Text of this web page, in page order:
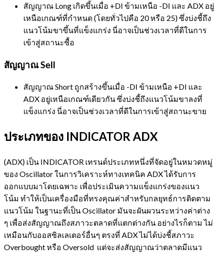
สัญญาณ Long เกิดขึ้นเมื่อ +DI ข้ามเหนือ -DI และ ADX อยู่
เหนือเกณฑ์ที่กำหนด (โดยทั่วไปคือ 20 หรือ 25) ซึ่งบ่งชี้ถึง
แนวโน้มขาขึ้นที่แข็งแกร่ง นี่อาจเป็นช่วงเวลาที่ดีในการ
เข้าสู่สถานะซื้อ
สัญญาณ Sell
สัญญาณ Short ถูกสร้างขึ้นเมื่อ -DI ข้ามเหนือ +DI และ
ADX อยู่เหนือเกณฑ์เดียวกัน ซึ่งบ่งชี้ถึงแนวโน้มขาลงที่
แข็งแกร่ง นี่อาจเป็นช่วงเวลาที่ดีในการเข้าสู่สถานะขาย
ประเภทของ INDICATOR ADX
(ADX) เป็น INDICATOR เทรนด์ประเภทหนึ่งที่จัดอยู่ในหมวดหมู่
ของ Oscillator ในการวิเคราะห์ทางเทคนิค ADX ได้รับการ
ออกแบบมาโดยเฉพาะ เพื่อประเมินความแข็งแกร่งของแนว
โน้ม ทำให้เป็นเครื่องมือที่ทรงคุณค่าสำหรับกลยุทธ์การติดตาม
แนวโน้ม ในฐานะที่เป็น Oscillator มันจะผันผวนระหว่างค่าต่าง
ๆ เพื่อส่งสัญญาณถึงสภาวะตลาดที่แตกต่างกัน อย่างไรก็ตาม ไม่
เหมือนกับออสซิลเลเตอร์อื่นๆ ตรงที่ ADX ไม่ได้บ่งชี้สภาวะ
Overbought หรือ Oversold แต่จะส่งสัญญาณว่าตลาดมีแนว